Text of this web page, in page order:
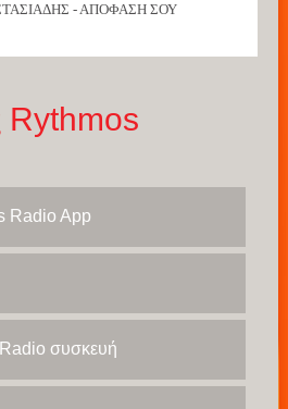
- ΑΠΟΦΑΣΗ ΣΟΥ
Radio App
συσκευή